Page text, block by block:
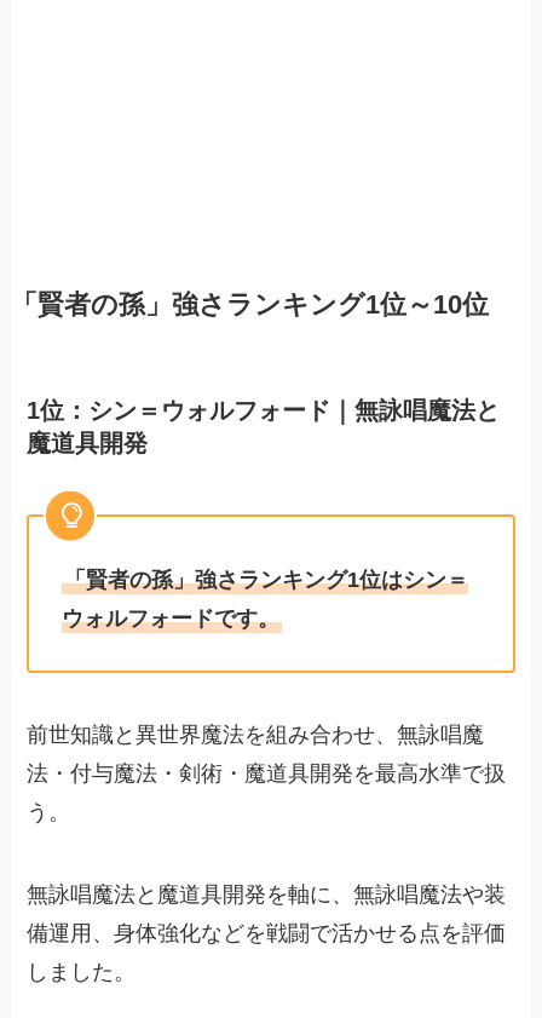
「賢者の孫」強さランキング1位～10位
1位：シン＝ウォルフォード｜無詠唱魔法と
魔道具開発
「賢者の孫」強さランキング1位はシン＝
ウォルフォードです。
前世知識と異世界魔法を組み合わせ、無詠唱魔
法・付与魔法・剣術・魔道具開発を最高水準で扱
う。
無詠唱魔法と魔道具開発を軸に、無詠唱魔法や装
備運用、身体強化などを戦闘で活かせる点を評価
しました。